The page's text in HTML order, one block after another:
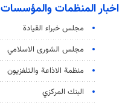
اخبار المنظمات والمؤسسات
مجلس خبراء القيادة
مجلس الشورى الاسلامي
منظمة الاذاعة والتلفزیون
البنك المركزي